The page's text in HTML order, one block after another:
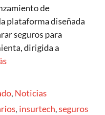
de
plataforma diseñada
seguros para
dirigida a
, Noticias
, insurtech,seguros